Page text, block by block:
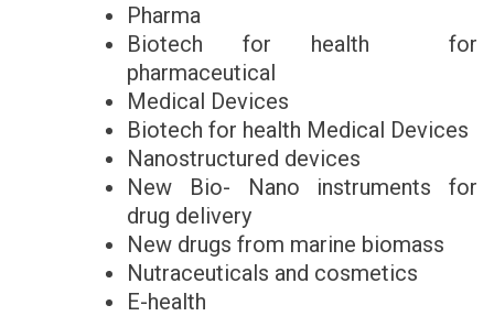
Pharma
Biotech for health for
pharmaceutical
Medical Devices
Biotech for health Medical Devices
Nanostructured devices
New Bio- Nano instruments for
drug delivery
New drugs from marine biomass
Nutraceuticals and cosmetics
E-health